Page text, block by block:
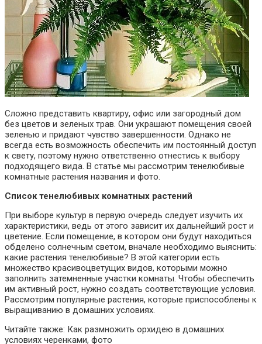
Сложно представить квартиру, офис или загородный дом
без цветов и зеленых трав. Они украшают помещения своей
зеленью и придают чувство завершенности. Однако не
всегда есть возможность обеспечить им постоянный доступ
к свету, поэтому нужно ответственно отнестись к выбору
подходящего вида. В статье мы рассмотрим тенелюбивые
комнатные растения названия и фото.
Список тенелюбивых комнатных растений
При выборе культур в первую очередь следует изучить их
характеристики, ведь от этого зависит их дальнейший рост и
цветение. Если помещение, в котором они будут находиться
обделено солнечным светом, вначале необходимо выяснить:
какие растения тенелюбивые? В этой категории есть
множество красивоцветущих видов, которыми можно
заполнить затемненные участки комнаты. Чтобы обеспечить
им активный рост, нужно создать соответствующие условия.
Рассмотрим популярные растения, которые приспособлены к
выращиванию в домашних условиях.
Читайте также: Как размножить орхидею в домашних
условиях черенками, фото